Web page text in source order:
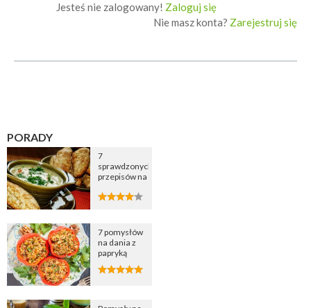
Jesteś nie zalogowany! Zaloguj się
Nie masz konta? Zarejestruj się
PORADY
7
sprawdzonych
przepisów na
cebulową
7 pomysłów
na dania z
papryką